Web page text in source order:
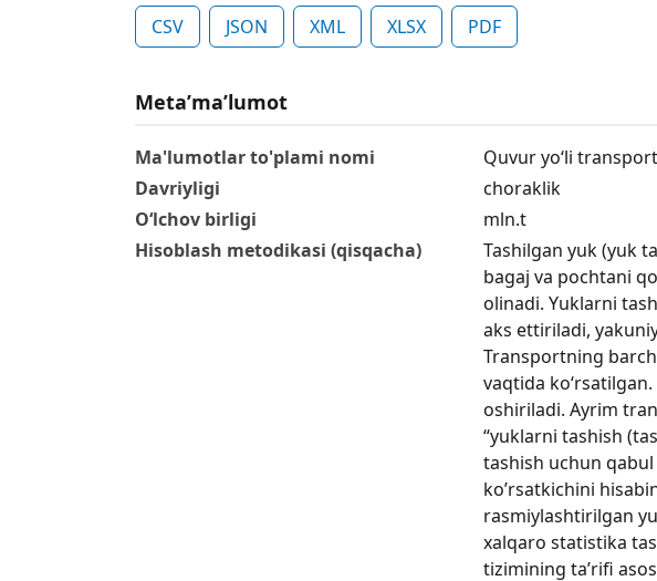
CSV JSON XML XLSX PDF
Metaʼmaʼlumot
Ma'lumotlar to'plami nomi
Quvur yo‘li
Davriyligi
choraklik
O‘lchov birligi
mln.t
Hisoblash metodikasi (qisqacha)
Tashilgan yuk (yuk
bagaj va pochtani
olinadi. Yuklarni
aks ettiriladi,
Transportning
vaqtida
oshiriladi. Ayrim
“yuklarni tashish
tashish uchun
koʼrsatkichini
rasmiylashtirilgan
xalqaro statistika
tizimining ta’rifi